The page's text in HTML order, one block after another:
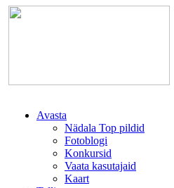
Avasta
Nädala Top pildid
Fotoblogi
Konkursid
Vaata kasutajaid
Kaart